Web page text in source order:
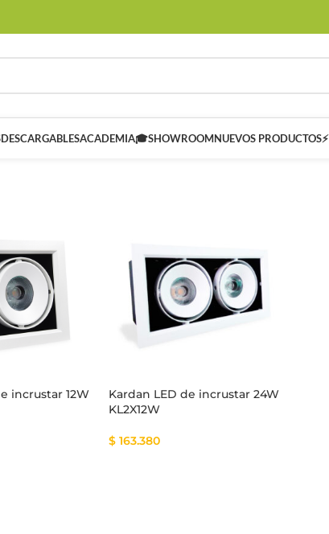
SMART Controladores Inteligentes SMART
DESCARGABLESACADEMIA🎓SHOWROOMNUEVOS PRODUCTOS⚡
incrustar 12W
Kardan LED de incrustar 24W
KL2X12W
$163.380